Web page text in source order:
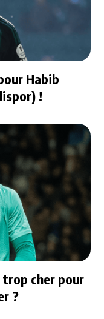
Habib
!
trop cher pour
?